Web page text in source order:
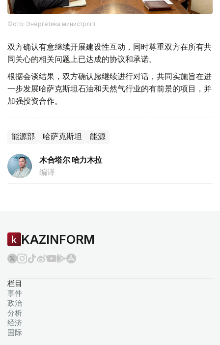
Фото: Энергетика министрлігі
双方确认有意继续开展建设性互动，同时尊重双方在所有共
同关心的相关问题上已达成的协议和承诺。
根据会谈结果，双方确认愿继续进行对话，共同实施旨在进
一步发展哈萨克斯坦石油和天然气行业的有前景的项目，并
加强投资合作。
能源部 哈萨克斯坦 能源
木合塔尔 哈力木拉
编译
KAZINFORM
栏目
事件
政治
分析
经济
国际